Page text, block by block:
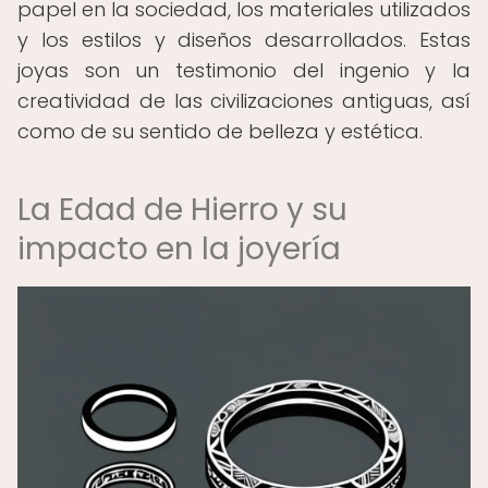
papel en la sociedad, los materiales utilizados
y los estilos y diseños desarrollados. Estas
joyas son un testimonio del ingenio y la
creatividad de las civilizaciones antiguas, así
como de su sentido de belleza y estética.
La Edad de Hierro y su
impacto en la joyería